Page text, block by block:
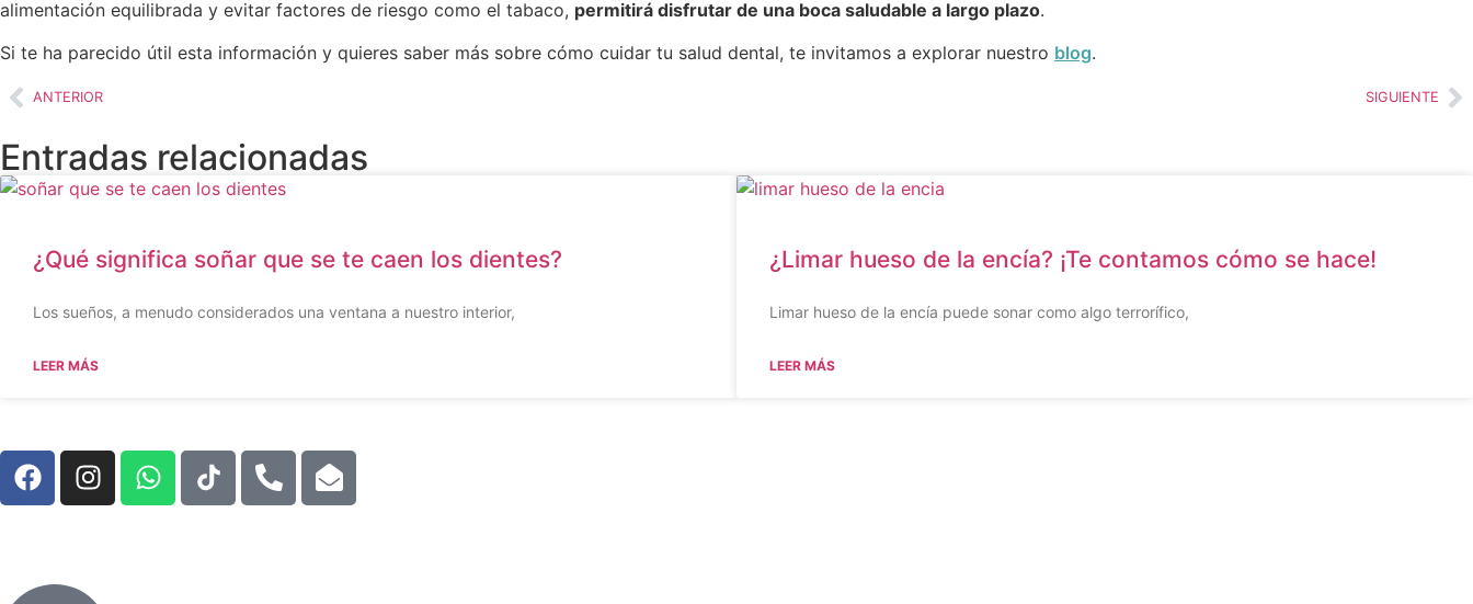
alimentación equilibrada y evitar factores de riesgo como el tabaco, permitirá disfrutar de una boca saludable a largo plazo.
Si te ha parecido útil esta información y quieres saber más sobre cómo cuidar tu salud dental, te invitamos a explorar nuestro blog.
ANTERIOR SIGUIENTE
Entradas relacionadas
¿Qué significa soñar que se te caen los dientes?
Los sueños, a menudo considerados una ventana a nuestro interior,
LEER MÁS
¿Limar hueso de la encía? ¡Te contamos cómo se hace!
Limar hueso de la encía puede sonar como algo terrorífico,
LEER MÁS